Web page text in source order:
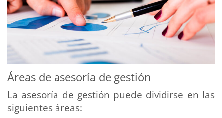
Áreas de asesoría de gestión
La asesoría de gestión puede dividirse en las
siguientes áreas: